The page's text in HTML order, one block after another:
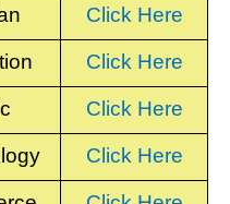
Click Here
Click Here
Click Here
Click Here